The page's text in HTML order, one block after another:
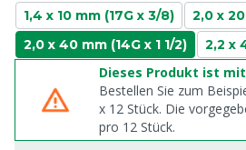
1,4 x 10 mm (17G x 3/8)
2,0 x
2,0 x 40 mm (14G x 1 1/2)
2,2 x
Dieses Produkt ist
Bestellen Sie zum
x 12 Stück. Die
pro 12 Stück.